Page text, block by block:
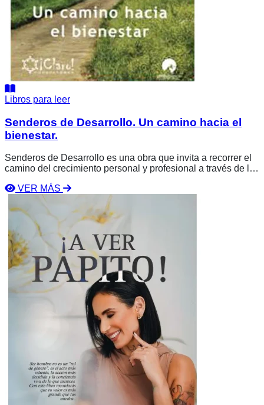
Libros para leer
Senderos de Desarrollo. Un camino hacia el
bienestar.
Senderos de Desarrollo es una obra que invita a recorrer el
camino del crecimiento personal y profesional a través de la
García y Beatriz Cuevas ofrecen una guía práctica para
alcanzar el bienestar integral y construir una vida plena y
con propósito.
VER MÁS
libro
ver
papito